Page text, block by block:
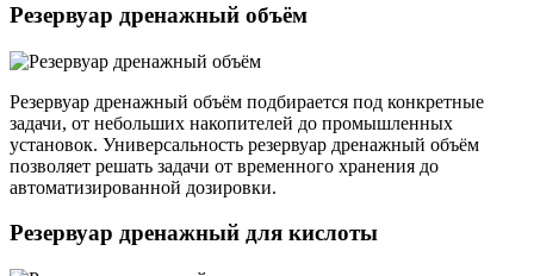
Резервуар дренажный объём
Резервуар дренажный объём подбирается под конкретные
задачи, от небольших накопителей до промышленных
установок. Универсальность резервуар дренажный объём
позволяет решать задачи от временного хранения до
автоматизированной дозировки.
Резервуар дренажный для кислоты